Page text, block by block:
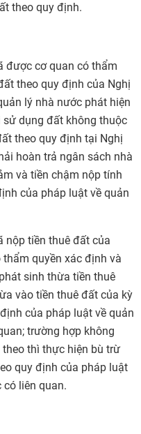
theo quy định.
được cơ quan có thẩm
theo quy định của Nghị
lý nhà nước phát hiện
dụng đất không thuộc
theo quy định tại Nghị
hoàn trả ngân sách nhà
và tiền chậm nộp tính
của pháp luật về quản
nộp tiền thuê đất của
quyền xác định và
sinh thừa tiền thuê
vào tiền thuê đất của kỳ
của pháp luật về quản
trường hợp không
thì thực hiện bù trừ
quy định của pháp luật
có liên quan.